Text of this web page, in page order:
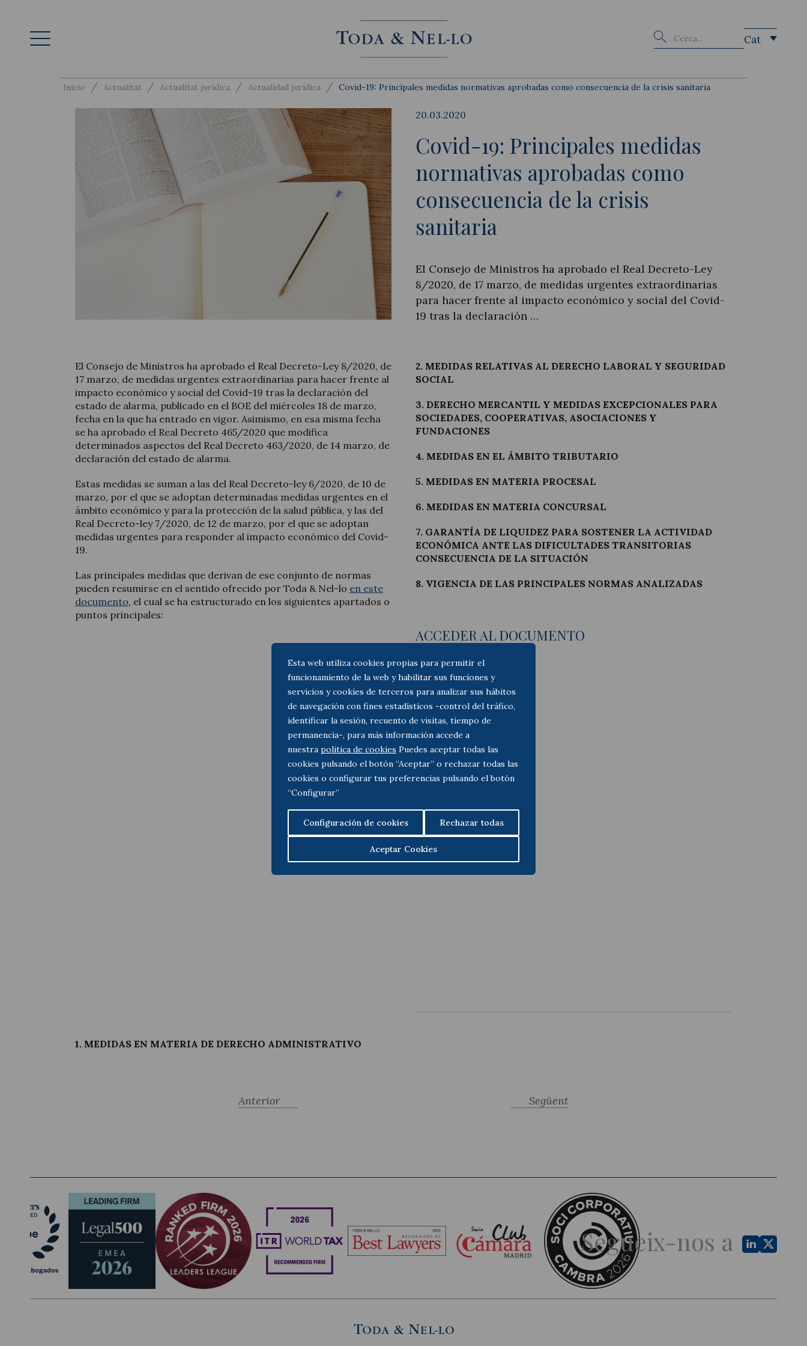
Esta web utiliza cookies propias para permitir el
funcionamiento de la web y habilitar sus funciones y
servicios y cookies de terceros para analizar sus hábitos
de navegación con fines estadísticos -control del tráfico,
identificar la sesión, recuento de visitas, tiempo de
permanencia-, para más información accede a
nuestra politica de cookies Puedes aceptar todas las
cookies pulsando el botón “Aceptar” o rechazar todas las
cookies o configurar tus preferencias pulsando el botón
“Configurar”
Configuración de cookies Rechazar todas
Aceptar Cookies
Notícies i articles
Buscar Cat
Inicio / Actualitat / Actualitat jurídica / Actualidad jurídica / Covid-19: Principales medidas normativas aprobadas como consecuencia de la crisis sanitaria
20.03.2020
Covid-19: Principales medidas
normativas aprobadas como
consecuencia de la crisis
sanitaria
El Consejo de Ministros ha aprobado el Real Decreto-Ley
8/2020, de 17 marzo, de medidas urgentes extraordinarias
para hacer frente al impacto económico y social del Covid-
19 tras la declaración …
El Consejo de Ministros ha aprobado el Real Decreto-Ley 8/2020, de
17 marzo, de medidas urgentes extraordinarias para hacer frente al
impacto económico y social del Covid-19 tras la declaración del
estado de alarma, publicado en el BOE del miércoles 18 de marzo,
fecha en la que ha entrado en vigor. Asimismo, en esa misma fecha
se ha aprobado el Real Decreto 465/2020 que modifica
determinados aspectos del Real Decreto 463/2020, de 14 marzo, de
declaración del estado de alarma.
Estas medidas se suman a las del Real Decreto-ley 6/2020, de 10 de
marzo, por el que se adoptan determinadas medidas urgentes en el
ámbito económico y para la protección de la salud pública, y las del
Real Decreto-ley 7/2020, de 12 de marzo, por el que se adoptan
medidas urgentes para responder al impacto económico del Covid-
19.
Las principales medidas que derivan de ese conjunto de normas
pueden resumirse en el sentido ofrecido por Toda & Nel-lo en este
documento, el cual se ha estructurado en los siguientes apartados o
puntos principales:
1. MEDIDAS EN MATERIA DE DERECHO ADMINISTRATIVO
2. MEDIDAS RELATIVAS AL DERECHO LABORAL Y SEGURIDAD
SOCIAL
3. DERECHO MERCANTIL Y MEDIDAS EXCEPCIONALES PARA
SOCIEDADES, COOPERATIVAS, ASOCIACIONES Y
FUNDACIONES
4. MEDIDAS EN EL ÁMBITO TRIBUTARIO
5. MEDIDAS EN MATERIA PROCESAL
6. MEDIDAS EN MATERIA CONCURSAL
7. GARANTÍA DE LIQUIDEZ PARA SOSTENER LA ACTIVIDAD
ECONÓMICA ANTE LAS DIFICULTADES TRANSITORIAS
CONSECUENCIA DE LA SITUACIÓN
8. VIGENCIA DE LAS PRINCIPALES NORMAS ANALIZADAS
ACCEDER AL DOCUMENTO
Següent
Anterior
Segueix-nos a